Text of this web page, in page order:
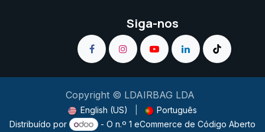
Siga-nos
Copyright © LDAIRBAG LDA
English (US)
Português
Distribuído por
- O n.º 1 eCommerce de Código Aberto